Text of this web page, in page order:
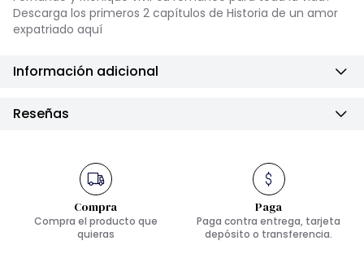
Descarga los primeros 2 capítulos de Historia de un amor
expatriado aquí
Información adicional
Reseñas
Compra
Compra el producto que
quieras
Paga
Paga contra entrega, tarjeta
depósito o transferencia.